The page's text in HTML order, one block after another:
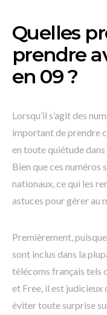
Quelles
prendre
en 09 ?
Lorsqu’il s’agit des
important de prendre
en toute quiétude
Bien que ces numéros
nationaux, ce qui les
astuces pour gérer au
Premièrement,
sont inclus dans la
télécoms français tels
et Free, il est
éviter toute surprise